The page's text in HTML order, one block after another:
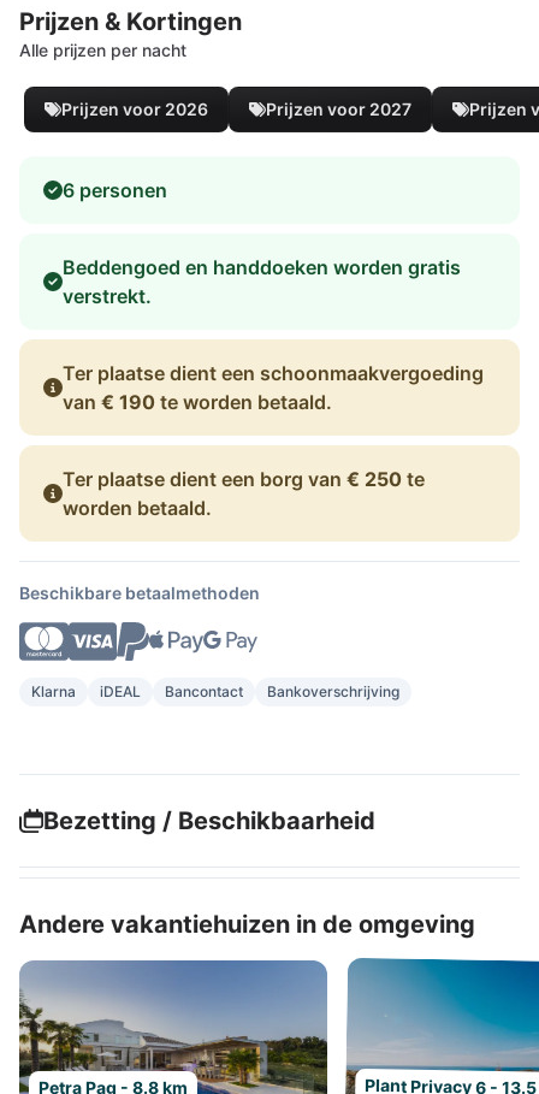
Prijzen & Kortingen
Alle prijzen per nacht
Prijzen voor 2026 Prijzen voor 2027 Prijzen
6 personen
Beddengoed en handdoeken worden gratis
verstrekt.
Ter plaatse dient een schoonmaakvergoeding
van € 190 te worden betaald.
Ter plaatse dient een borg van € 250 te
worden betaald.
Beschikbare betaalmethoden
Klarna iDEAL Bancontact Bankoverschrijving
Bezetting / Beschikbaarheid
Andere vakantiehuizen in de omgeving
Petra Pag - 8.8 km Plant Privacy 6 -